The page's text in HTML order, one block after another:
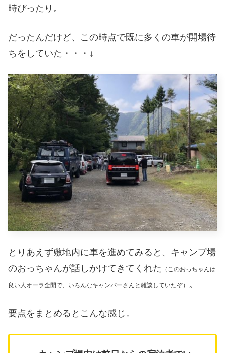
時ぴったり。
だったんだけど、この時点で既に多くの車が開場待
ちをしていた・・・↓
とりあえず敷地内に車を進めてみると、キャンプ場
のおっちゃんが話しかけてきてくれた
（このおっちゃんは
良い人オーラ全開で、いろんなキャンパーさんと雑談していたぞ） 。
要点をまとめるとこんな感じ↓